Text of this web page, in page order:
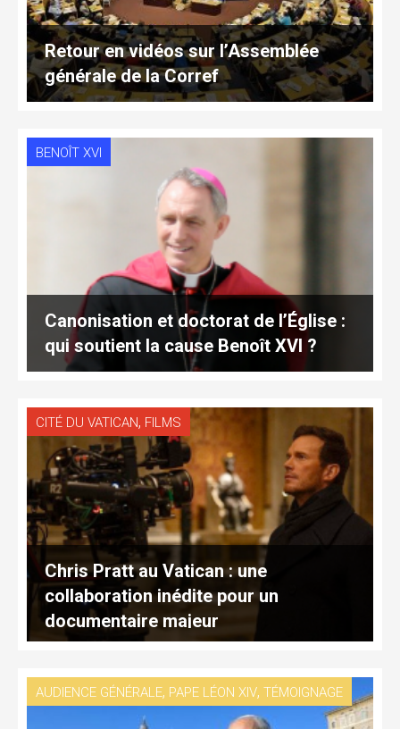
Retour en vidéos sur l’Assemblée
générale de la Corref
BENOÎT XVI
Canonisation et doctorat de l’Église :
qui soutient la cause Benoît XVI ?
CITÉ DU VATICAN, FILMS
Chris Pratt au Vatican : une
collaboration inédite pour un
documentaire majeur
AUDIENCE GÉNÉRALE, PAPE LÉON XIV, TÉMOIGNAGE